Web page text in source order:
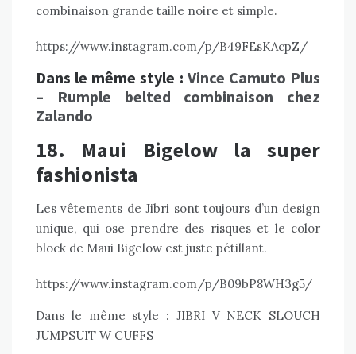
combinaison grande taille noire et simple.
https://www.instagram.com/p/B49FEsKAcpZ/
Dans le même style : Vince Camuto Plus
– Rumple belted combinaison chez
Zalando
18. Maui Bigelow la super
fashionista
Les vêtements de Jibri sont toujours d’un design
unique, qui ose prendre des risques et le color
block de Maui Bigelow est juste pétillant.
https://www.instagram.com/p/B09bP8WH3g5/
Dans le même style : JIBRI V NECK SLOUCH
JUMPSUIT W CUFFS